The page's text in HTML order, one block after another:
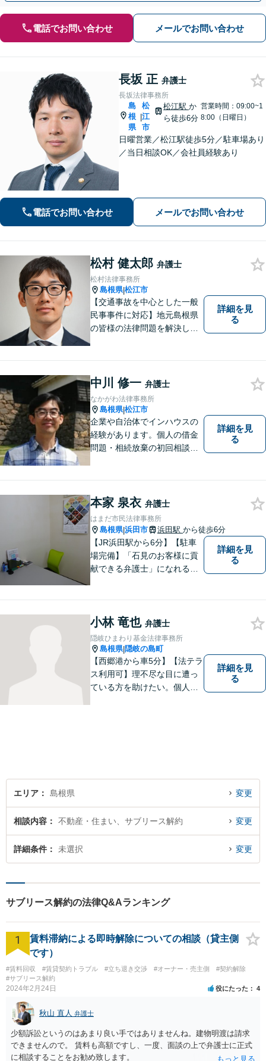
電話でお問い合わせ メールでお問い合わせ
長坂 正 弁護士
長坂法律事務所
島
根
県
|
松
江
市
松江駅 か
ら徒歩6分
営業時間：09:00~1
8:00（日曜日）
日曜営業／松江駅徒歩5分／駐車場あり
／当日相談OK／会社員経験あり
電話でお問い合わせ メールでお問い合わせ
松村 健太郎 弁護士
松村法律事務所
島根県|松江市
【交通事故を中心とした一般
民事事件に対応】地元島根県
の皆様の法律問題を解決し、
ひとりの心に寄り添ったサポ
ートを心がけております。ま
ずはお気軽にご相談くださ
い。
詳細を見
る
中川 修一 弁護士
なかがわ法律事務所
島根県|松江市
企業や自治体でインハウスの
経験があります。個人の借金
問題・相続放棄の初回相談
詳細を見
る
本家 泉衣 弁護士
はまだ市民法律事務所
島根県|浜田市 浜田駅 から徒歩6分
【JR浜田駅から6分】【駐車
場完備】「石見のお客様に貢
献できる弁護士」になれるよ
に、企業法務にも対応可能で
す。ご相談お待ちしておりま
す。
詳細を見
る
小林 竜也 弁護士
隠岐ひまわり基金法律事務所
島根県|隠岐の島町
【西郷港から車5分】【法テラ
ス利用可】理不尽な目に遭っ
ている方を助けたい。個人・
詳細を見
る
エリア 島根県 変更
相談内容 不動産・住まい、サブリース解約 変更
詳細条件 未選択 変更
サブリース解約の法律Q&Aランキング
1
賃料滞納による即時解除についての相談（貸主側
です）
#賃料回収 #賃貸契約トラブル #立ち退き交渉 #オーナー・売主側
#契約解除
#サブリース解約
2024年2月24日 役にたった 4
秋山 直人 弁護士
少額訴訟というのはあまり良い手ではありませんね。建物明渡は請求
できませんので。 賃料も高額ですし、一度、面談の上で弁護士に正式
に相談することをお勧め致します。